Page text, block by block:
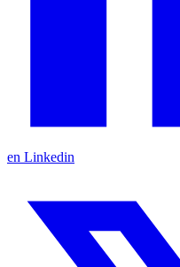
en Linkedin